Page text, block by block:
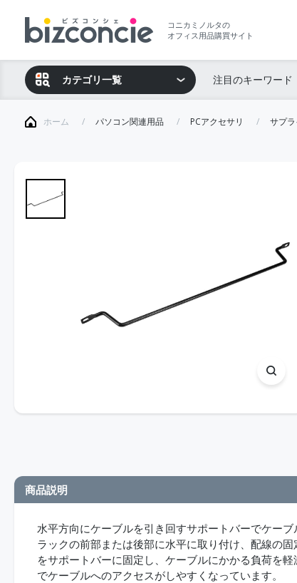
コニカミノルタの
オフィス用品購買サイト
カテゴリ一覧 注目のキーワード
ホーム パソコン関連用品 PCアクセサリ サプ
商品説明
水平方向にケーブルを引き回すサポートバーでケー
ラックの前部または後部に水平に取り付け、配線の
をサポートバーに固定し、ケーブルにかかる負荷を
でケーブルへのアクセスがしやすくなっています。